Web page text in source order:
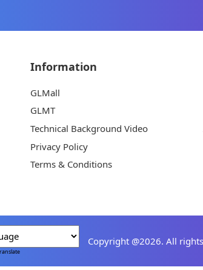
Information
GLMall
GLMT
Technical Background Video
Privacy Policy
Terms & Conditions
Copyright @2026. All